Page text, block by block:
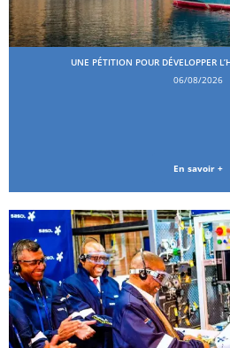
UNE PÉTITION POUR DÉVELOPPER
06/08/2026
En savoir +